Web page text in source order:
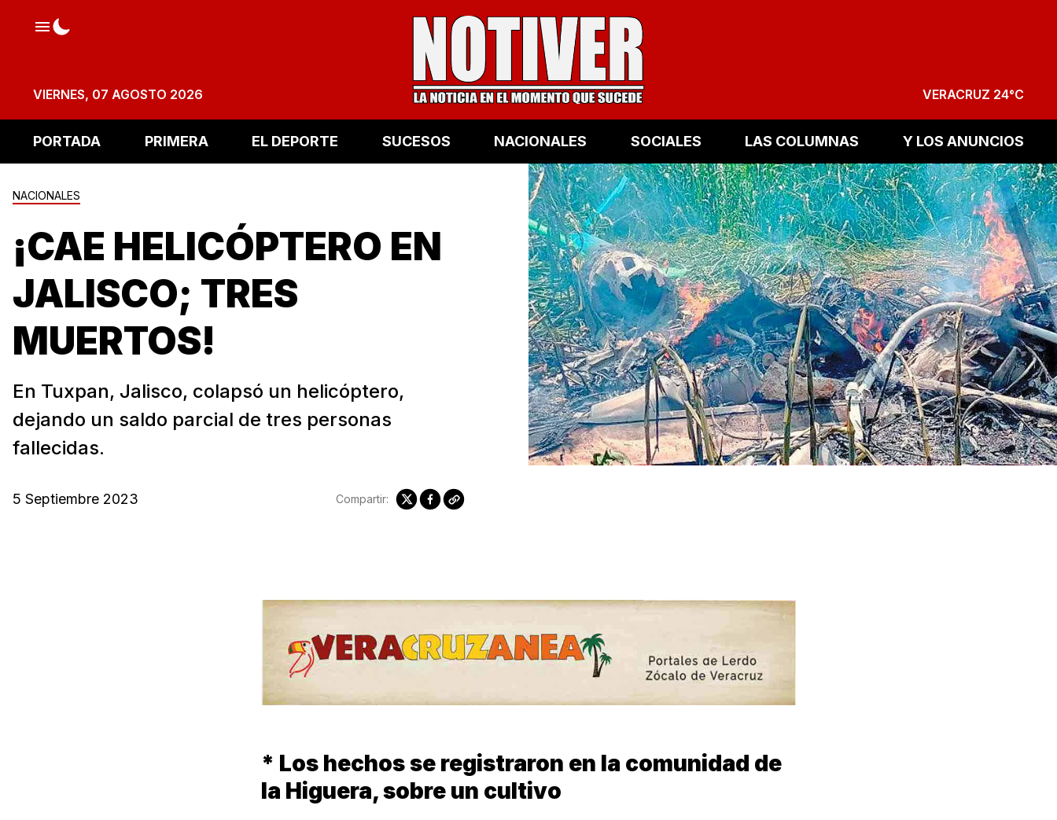
VIERNES, 07 AGOSTO 2026 VERACRUZ 24°C
PORTADA PRIMERA EL DEPORTE SUCESOS NACIONALES SOCIALES LAS COLUMNAS Y LOS ANUNCIOS
NACIONALES
¡CAE HELICÓPTERO EN
JALISCO; TRES
MUERTOS!
En Tuxpan, Jalisco, colapsó un helicóptero,
dejando un saldo parcial de tres personas
fallecidas.
5 Septiembre 2023 Compartir:
* Los hechos se registraron en la comunidad de
la Higuera, sobre un cultivo